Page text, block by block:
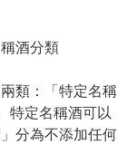
酒分類
類：「特定名稱
特定名稱酒可以
」 分為不添加任何